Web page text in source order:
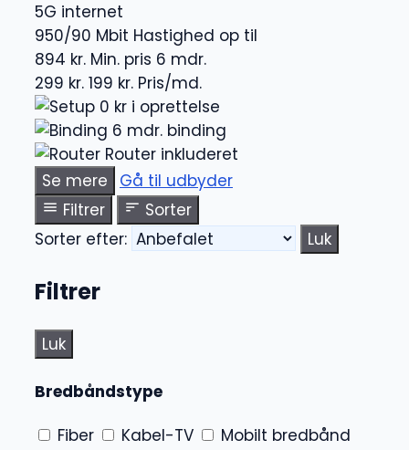
5G internet
950/90 Mbit Hastighed op til
894 kr. Min. pris 6 mdr.
299 kr. 199 kr. Pris/md.
0 kr i oprettelse
6 mdr. binding
Router inkluderet
Se mere
Gå til udbyder
Filtrer
Sorter
Sorter efter:
Luk
Filtrer
Luk
Bredbåndstype
Fiber Kabel-TV Mobilt bredbånd